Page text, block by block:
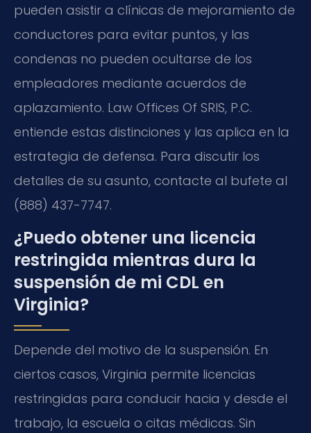
pueden asistir a clínicas de mejoramiento de
conductores para evitar puntos, y las
condenas no pueden ocultarse de los
empleadores mediante acuerdos de
aplazamiento. Law Offices Of SRIS, P.C.
entiende estas distinciones y las aplica en la
estrategia de defensa. Para discutir los
detalles de su asunto, contacte al bufete al
(888) 437-7747.
¿Puedo obtener una licencia
restringida mientras dura la
suspensión de mi CDL en
Virginia?
Depende del motivo de la suspensión. En
ciertos casos, Virginia permite licencias
restringidas para conducir hacia y desde el
trabajo, la escuela o citas médicas. Sin